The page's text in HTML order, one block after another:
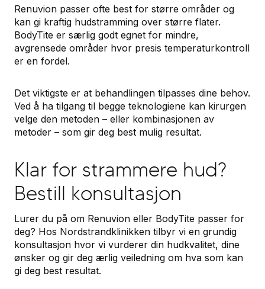
Renuvion passer ofte best for større områder og
kan gi kraftig hudstramming over større flater.
BodyTite er særlig godt egnet for mindre,
avgrensede områder hvor presis temperaturkontroll
er en fordel.
Det viktigste er at behandlingen tilpasses dine behov.
Ved å ha tilgang til begge teknologiene kan kirurgen
velge den metoden – eller kombinasjonen av
metoder – som gir deg best mulig resultat.
Klar for strammere hud?
Bestill konsultasjon
Lurer du på om Renuvion eller BodyTite passer for
deg? Hos Nordstrandklinikken tilbyr vi en grundig
konsultasjon hvor vi vurderer din hudkvalitet, dine
ønsker og gir deg ærlig veiledning om hva som kan
gi deg best resultat.